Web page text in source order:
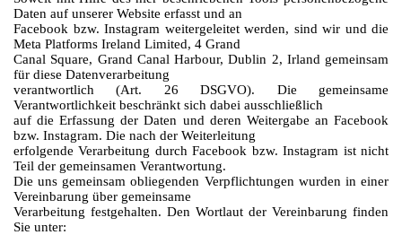
Daten auf unserer Website erfasst und an
Facebook bzw. Instagram weitergeleitet werden, sind wir und die
Meta Platforms Ireland Limited, 4 Grand
Canal Square, Grand Canal Harbour, Dublin 2, Irland gemeinsam
für diese Datenverarbeitung
verantwortlich (Art. 26 DSGVO). Die gemeinsame
Verantwortlichkeit beschränkt sich dabei ausschließlich
auf die Erfassung der Daten und deren Weitergabe an Facebook
bzw. Instagram. Die nach der Weiterleitung
erfolgende Verarbeitung durch Facebook bzw. Instagram ist nicht
Teil der gemeinsamen Verantwortung.
Die uns gemeinsam obliegenden Verpflichtungen wurden in einer
Vereinbarung über gemeinsame
Verarbeitung festgehalten. Den Wortlaut der Vereinbarung finden
Sie unter: